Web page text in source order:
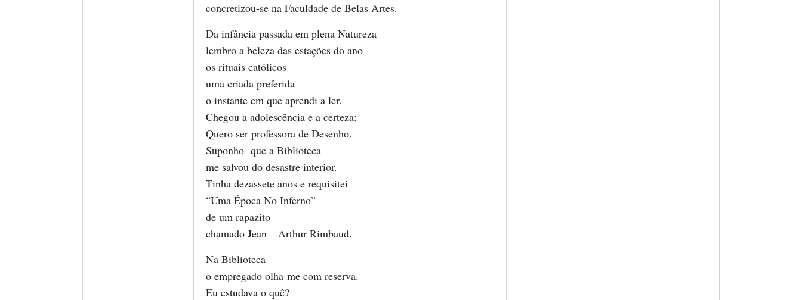
concretizou-se na Faculdade de Belas Artes.
Da infância passada em plena Natureza
lembro a beleza das estações do ano
os rituais católicos
uma criada preferida
o instante em que aprendi a ler.
Chegou a adolescência e a certeza:
Quero ser professora de Desenho.
Suponho que a Biblioteca
me salvou do desastre interior.
Tinha dezassete anos e requisitei
“Uma Época No Inferno”
de um rapazito
chamado Jean – Arthur Rimbaud.
Na Biblioteca
o empregado olha-me com reserva.
Eu estudava o quê?